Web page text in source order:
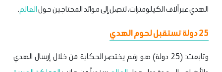
الهدي عبر آلاف الكيلومترات، لتصل إلى موائد المحتاجين حولالعالم.
25 دولة تستقبل لحوم الهدي
وتابعت: (25 دولة) هو رقم يختصر الحكاية من خلال إرسال الهدي